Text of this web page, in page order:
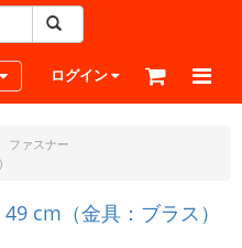
navigation
ログイン
ファスナー
cm（金具：ブラス）